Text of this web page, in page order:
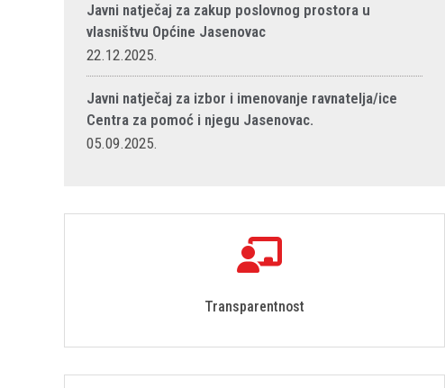
Javni natječaj za zakup poslovnog prostora u
vlasništvu Općine Jasenovac
22.12.2025.
Javni natječaj za izbor i imenovanje ravnatelja/ice
Centra za pomoć i njegu Jasenovac.
05.09.2025.
Transparentnost